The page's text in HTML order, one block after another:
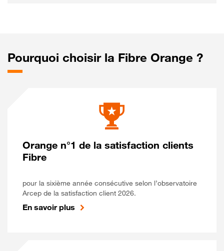
Pourquoi choisir la Fibre Orange ?
Orange n°1 de la satisfaction clients
Fibre
pour la sixième année consécutive selon l’observatoire
Arcep de la satisfaction client 2026.
En savoir plus